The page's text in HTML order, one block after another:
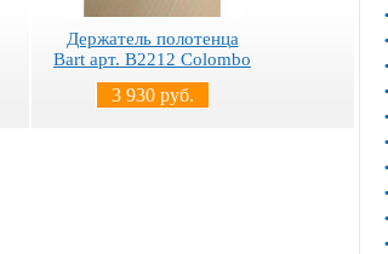
Держатель полотенца
Bart арт. B2212 Colombo
3 930 руб.